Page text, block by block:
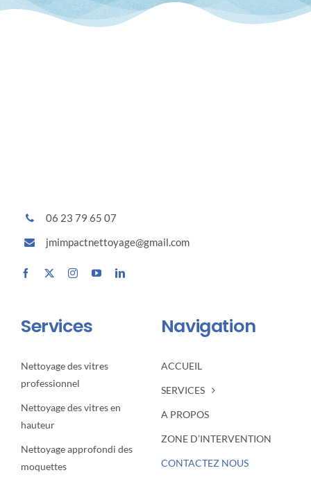
06 23 79 65 07
jmimpactnettoyage@gmail.com
Services
Nettoyage des vitres
professionnel
Nettoyage des vitres en
hauteur
Nettoyage approfondi des
moquettes
Navigation
ACCUEIL
SERVICES
A PROPOS
ZONE D’INTERVENTION
CONTACTEZ NOUS